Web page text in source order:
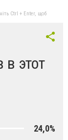
Ctrl + Enter, щоб
этот
24,0%